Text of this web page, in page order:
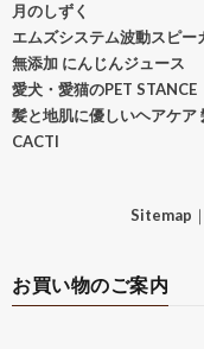
月のしずく
エムズシステム波動スピー
無添加 にんじんジュース
愛犬・愛猫のPET STANCE
髪と地肌に優しいヘアケア
CACTI
Sitemap ｜
お買い物のご案内